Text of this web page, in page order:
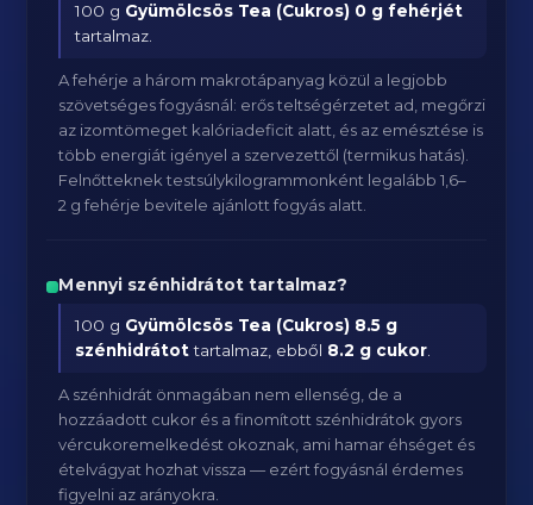
100 g Gyümölcsös Tea (Cukros) 0 g fehérjét
tartalmaz.
A fehérje a három makrotápanyag közül a legjobb
szövetséges fogyásnál: erős teltségérzetet ad, megőrzi
az izomtömeget kalóriadeficit alatt, és az emésztése is
több energiát igényel a szervezettől (termikus hatás).
Felnőtteknek testsúlykilogrammonként legalább 1,6–
2 g fehérje bevitele ajánlott fogyás alatt.
Mennyi szénhidrátot tartalmaz?
100 g Gyümölcsös Tea (Cukros) 8.5 g
szénhidrátottartalmaz, ebből 8.2 g cukor
A szénhidrát önmagában nem ellenség, de a
hozzáadott cukor és a finomított szénhidrátok gyors
vércukoremelkedést okoznak, ami hamar éhséget és
ételvágyat hozhat vissza — ezért fogyásnál érdemes
figyelni az arányokra.